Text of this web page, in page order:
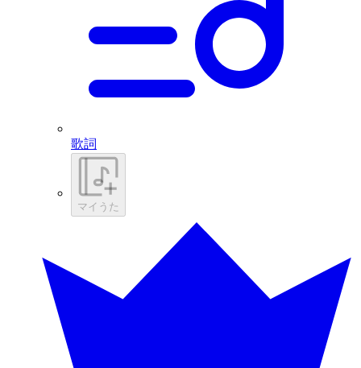
歌詞
マイうた